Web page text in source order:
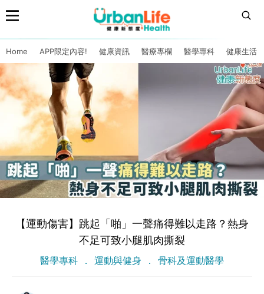
Home APP限定內容! 健康資訊 醫療專欄 醫學專科 健康生活
【運動傷害】跳起「啪」一聲痛得難以走路？熱身
不足可致小腿肌肉撕裂
醫學專科 運動與健身 骨科及運動醫學